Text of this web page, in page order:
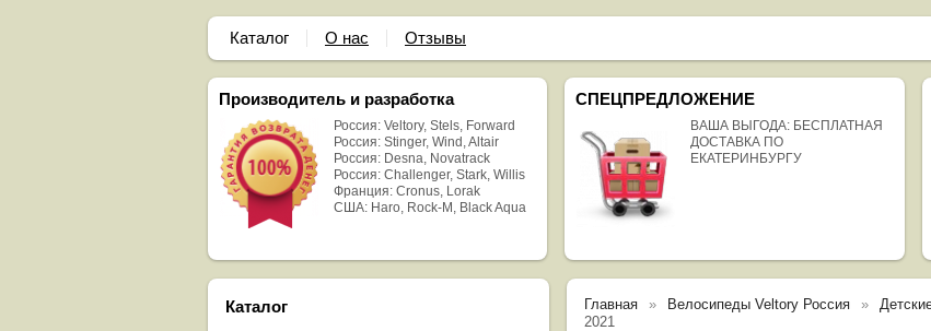
Каталог О нас Отзывы
Производитель и разработка
Россия: Veltory, Stels, Forward
Россия: Stinger, Wind, Altair
Россия: Desna, Novatrack
Россия: Challenger, Stark, Willis
Франция: Cronus, Lorak
США: Haro, Rock-M, Black Aqua
СПЕЦПРЕДЛОЖЕНИЕ
ВАША ВЫГОДА: БЕСПЛАТНАЯ
ДОСТАВКА ПО
ЕКАТЕРИНБУРГУ
Каталог Главная Велосипеды Veltory Россия
2021